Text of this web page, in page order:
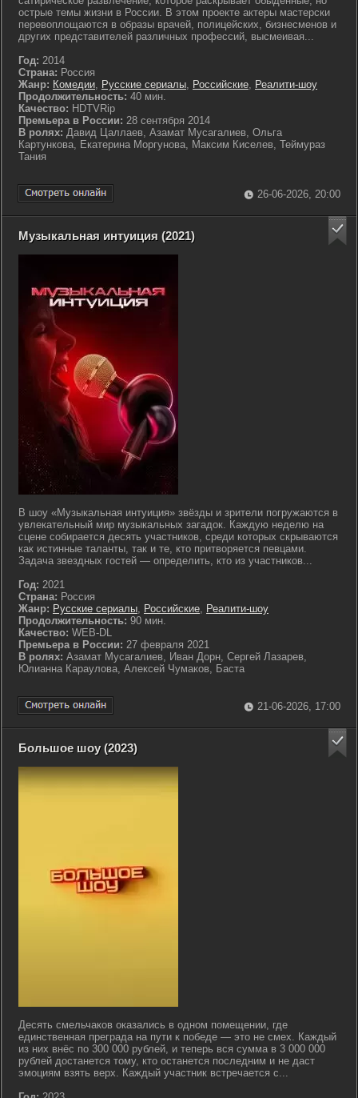
острые темы жизни в России. В этом проекте актеры мастерски
перевоплощаются в образы врачей, полицейских, бизнесменов и
других представителей различных профессий, высмеивая...
Год: 2014
Страна: Россия
Жанр: Комедии, Русские сериалы, Российские, Реалити-шоу
Продолжительность: 40 мин.
Качество: HDTVRip
Премьера в России: 28 сентября 2014
В ролях: Давид Цаллаев, Азамат Мусагалиев, Ольга
Картункова, Екатерина Моргунова, Максим Киселев, Теймураз
Тания
26-06-2026, 20:00
Музыкальная интуиция (2021)
В шоу «Музыкальная интуиция» звёзды и зрители погружаются в
увлекательный мир музыкальных загадок. Каждую неделю на
сцене собирается десять участников, среди которых скрываются
как истинные таланты, так и те, кто притворяется певцами.
Задача звездных гостей — определить, кто из участников...
Год: 2021
Страна: Россия
Жанр: Русские сериалы, Российские, Реалити-шоу
Продолжительность: 90 мин.
Качество: WEB-DL
Премьера в России: 27 февраля 2021
В ролях: Азамат Мусагалиев, Иван Дорн, Сергей Лазарев,
Юлианна Караулова, Алексей Чумаков, Баста
21-06-2026, 17:00
Большое шоу (2023)
Десять смельчаков оказались в одном помещении, где
единственная преграда на пути к победе — это не смех. Каждый
из них внёс по 300 000 рублей, и теперь вся сумма в 3 000 000
рублей достанется тому, кто останется последним и не даст
эмоциям взять верх. Каждый участник встречается с...